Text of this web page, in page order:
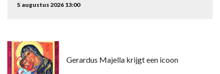
5 augustus 2026 13:00
Gerardus Majella krijgt een icoon